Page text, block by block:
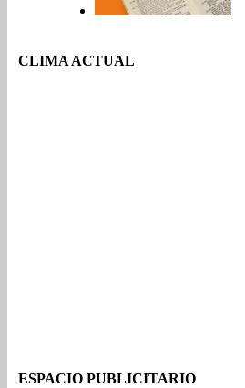
CLIMA ACTUAL
ESPACIO PUBLICITARIO